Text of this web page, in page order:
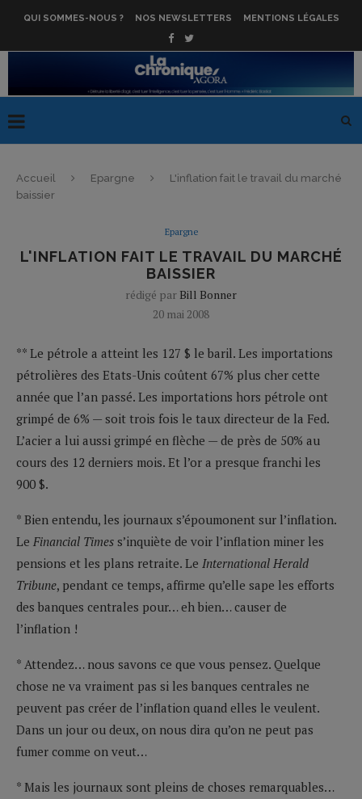
QUI SOMMES-NOUS ? NOS NEWSLETTERS MENTIONS LÉGALES
Accueil Epargne
L'inflation fait le travail du marché
baissier
Epargne
L'INFLATION FAIT LE TRAVAIL DU MARCHÉ
BAISSIER
rédigé par Bill Bonner
20 mai 2008
** Le pétrole a atteint les 127 $ le baril. Les importations
pétrolières des Etats-Unis coûtent 67% plus cher cette
année que l’an passé. Les importations hors pétrole ont
grimpé de 6% — soit trois fois le taux directeur de la Fed.
L’acier a lui aussi grimpé en flèche — de près de 50% au
cours des 12 derniers mois. Et l’or a presque franchi les
900 $.
* Bien entendu, les journaux s’époumonent sur l’inflation.
Le Financial Times s’inquiète de voir l’inflation miner les
pensions et les plans retraite. Le International Herald
Tribune, pendant ce temps, affirme qu’elle sape les efforts
des banques centrales pour… eh bien… causer de
l’inflation !
* Attendez… nous savons ce que vous pensez. Quelque
chose ne va vraiment pas si les banques centrales ne
peuvent pas créer de l’inflation quand elles le veulent.
Dans un jour ou deux, on nous dira qu’on ne peut pas
fumer comme on veut…
* Mais les journaux sont pleins de choses remarquables…